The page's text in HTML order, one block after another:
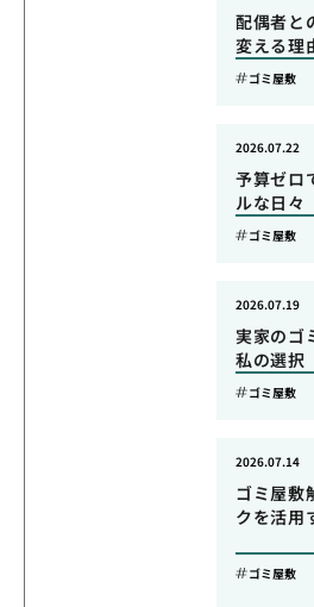
配偶者と
変える理
ゴミ屋敷
予算ゼロ
ルな日々
2026.07.22
ゴミ屋敷
実家のゴ
私の選択
2026.07.19
ゴミ屋敷
ゴミ屋敷
クを活用
2026.07.14
ゴミ屋敷